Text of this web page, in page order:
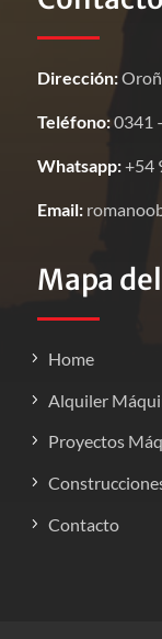
Dirección:
Teléfono:0341
Whatsapp:+54
Email:
Mapa
Home
Alquiler
Proyectos
Contacto